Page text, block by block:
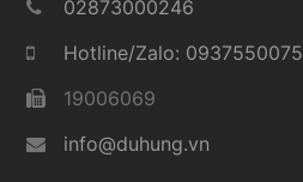
02873000246
Hotline/Zalo: 0937550075
19006069
info@duhung.vn